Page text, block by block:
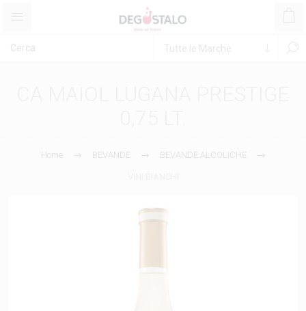
Home BEVANDE BEVANDE ALCOLICHE